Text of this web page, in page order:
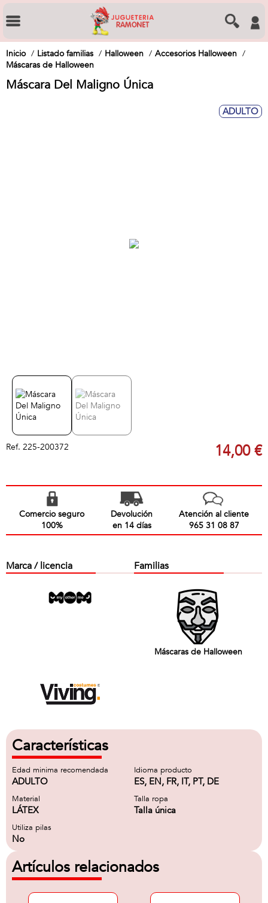
Inicio Listado familias Halloween
Accesorios Halloween
Máscaras de Halloween
Máscara Del Maligno Única
ADULTO
Ref. 225-200372 14,00 €
Comercio seguro
100%
Devolución
en 14 días
Atención al cliente
965 31 08 87
Marca / licencia Familias
Máscaras de Halloween
Características
Edad minima recomendada
ADULTO
Idioma producto
ES, EN, FR, IT, PT, DE
Material
LÁTEX
Talla ropa
Talla única
Utiliza pilas
No
Artículos relacionados